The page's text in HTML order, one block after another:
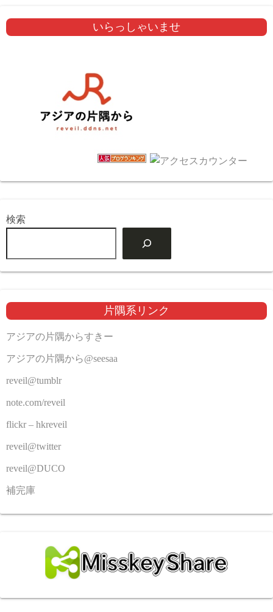
いらっしゃいませ
検索
片隅系リンク
アジアの片隅からすきー
アジアの片隅から@seesaa
reveil@tumblr
note.com/reveil
flickr – hkreveil
reveil@twitter
reveil@DUCO
補完庫